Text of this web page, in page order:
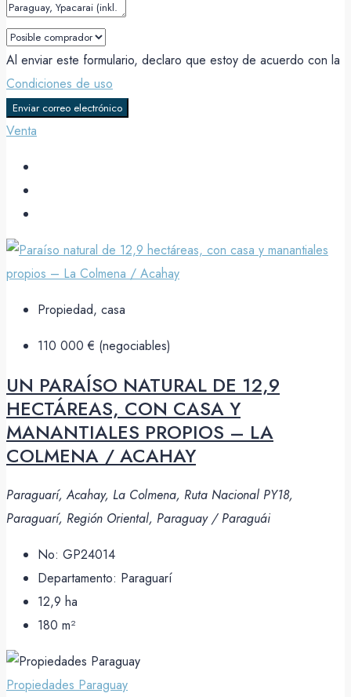
Al enviar este formulario, declaro que estoy de acuerdo con la
Condiciones de uso
Enviar correo electrónico
Venta
Propiedad, casa
110 000 € (negociables)
UN PARAÍSO NATURAL DE 12,9
HECTÁREAS, CON CASA Y
MANANTIALES PROPIOS – LA
COLMENA / ACAHAY
Paraguarí, Acahay, La Colmena, Ruta Nacional PY18,
Paraguarí, Región Oriental, Paraguay / Paraguái
No: GP24014
Departamento: Paraguarí
12,9 ha
180 m²
Propiedades Paraguay